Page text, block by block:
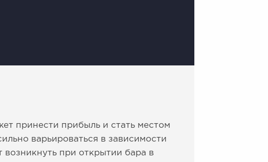
принести прибыль и стать местом
варьироваться в зависимости
возникнуть при открытии бара в